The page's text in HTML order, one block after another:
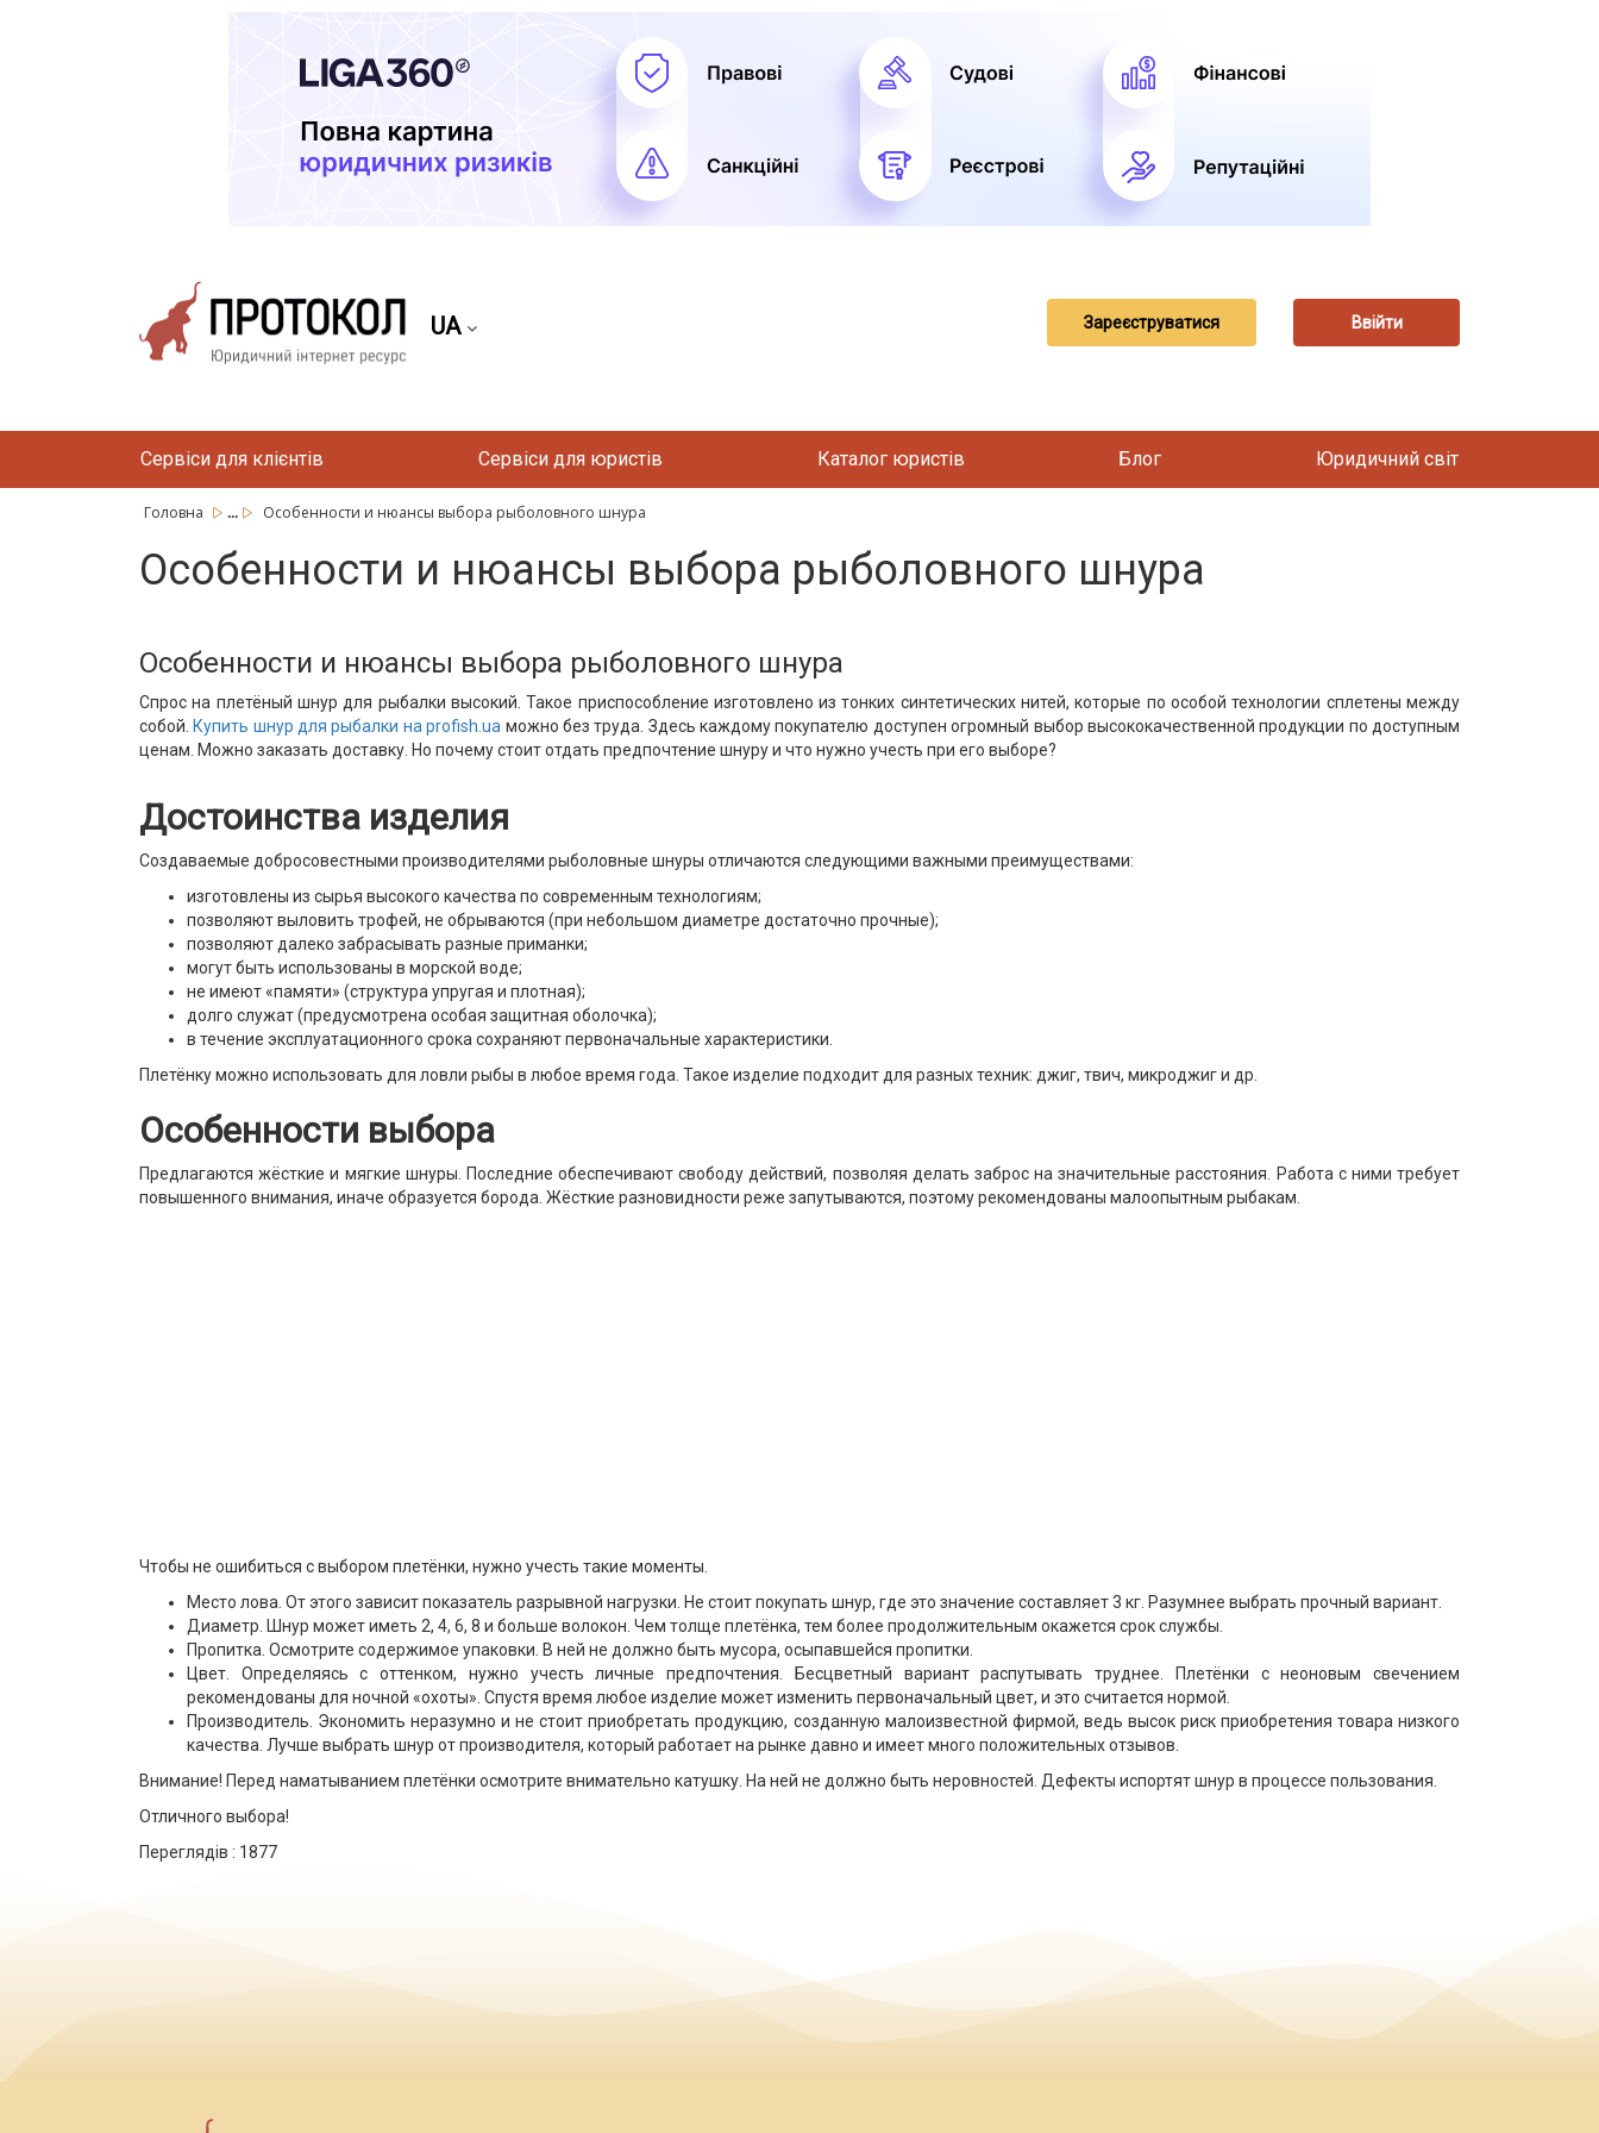
UA Зареєструватися Ввійти
Сервіси для клієнтів Сервіси для юристів Каталог юристів Блог Юридичний світ
Головна ... Особенности и нюансы выбора рыболовного шнура
Особенности и нюансы выбора рыболовного шнура
Особенности и нюансы выбора рыболовного шнура
Спрос на плетёный шнур для рыбалки высокий. Такое приспособление изготовлено из тонких синтетических нитей, которые по особой технологии сплетены между
собой. Купить шнур для рыбалки на profish.ua можно без труда. Здесь каждому покупателю доступен огромный выбор высококачественной продукции по доступным
ценам. Можно заказать доставку. Но почему стоит отдать предпочтение шнуру и что нужно учесть при его выборе?
Достоинства изделия
Создаваемые добросовестными производителями рыболовные шнуры отличаются следующими важными преимуществами:
изготовлены из сырья высокого качества по современным технологиям;
позволяют выловить трофей, не обрываются (при небольшом диаметре достаточно прочные);
позволяют далеко забрасывать разные приманки;
могут быть использованы в морской воде;
не имеют «памяти» (структура упругая и плотная);
долго служат (предусмотрена особая защитная оболочка);
в течение эксплуатационного срока сохраняют первоначальные характеристики.
Плетёнку можно использовать для ловли рыбы в любое время года. Такое изделие подходит для разных техник: джиг, твич, микроджиг и др.
Особенности выбора
Предлагаются жёсткие и мягкие шнуры. Последние обеспечивают свободу действий, позволяя делать заброс на значительные расстояния. Работа с ними требует
повышенного внимания, иначе образуется борода. Жёсткие разновидности реже запутываются, поэтому рекомендованы малоопытным рыбакам.
Чтобы не ошибиться с выбором плетёнки, нужно учесть такие моменты.
Место лова. От этого зависит показатель разрывной нагрузки. Не стоит покупать шнур, где это значение составляет 3 кг. Разумнее выбрать прочный вариант.
Диаметр. Шнур может иметь 2, 4, 6, 8 и больше волокон. Чем толще плетёнка, тем более продолжительным окажется срок службы.
Пропитка. Осмотрите содержимое упаковки. В ней не должно быть мусора, осыпавшейся пропитки.
Цвет. Определяясь с оттенком, нужно учесть личные предпочтения. Бесцветный вариант распутывать труднее. Плетёнки с неоновым свечением
рекомендованы для ночной «охоты». Спустя время любое изделие может изменить первоначальный цвет, и это считается нормой.
Производитель. Экономить неразумно и не стоит приобретать продукцию, созданную малоизвестной фирмой, ведь высок риск приобретения товара низкого
качества. Лучше выбрать шнур от производителя, который работает на рынке давно и имеет много положительных отзывов.
Внимание! Перед наматыванием плетёнки осмотрите внимательно катушку. На ней не должно быть неровностей. Дефекты испортят шнур в процессе пользования.
Отличного выбора!
Переглядів : 1877